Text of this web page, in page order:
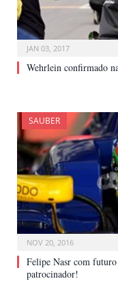
JAN 03, 2017
Wehrlein confirmado
SAUBER
NOV 20, 2016
Felipe Nasr com
patrocinador!